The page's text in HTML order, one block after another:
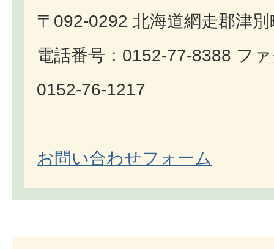
〒092-0292 北海道網走郡津
電話番号：0152-77-8388 フ
0152-76-1217
お問い合わせフォーム